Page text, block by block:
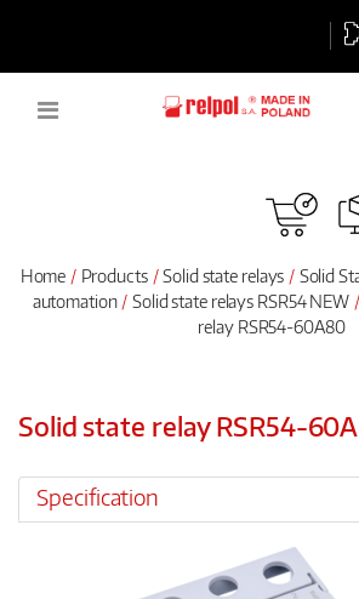
Home Products Solid state relays
Solid
automation
Solid state relays RSR54 NEW
relay RSR54-60A80
Solid state relay RSR54-
Specification